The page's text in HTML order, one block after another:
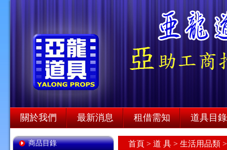
關於我們 最新消息 租借需知 道具目錄
商品目錄 首頁 > 道 具 > 生活用品類